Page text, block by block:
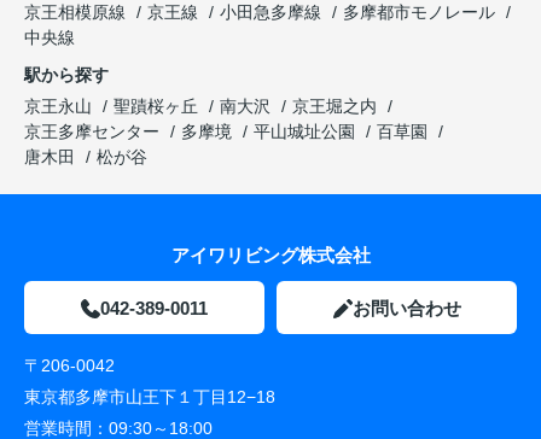
京王相模原線
京王線 小田急多摩線
多摩都市モノレール
中央線
駅から探す
京王永山
聖蹟桜ヶ丘 南大沢
京王堀之内
京王多摩センター
多摩境 平山城址公園
百草園
唐木田
松が谷
アイワリビング株式会社
042-389-0011 お問い合わせ
〒206-0042
東京都多摩市山王下１丁目12−18
営業時間： 09:30～18:00